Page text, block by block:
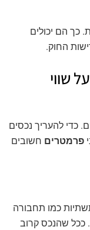
כך הם יכולים
החוק.
שווי
כדי להעריך נכסים
פרמטרים חשובים
כמו תחבורה
ככל שהנכס קרוב